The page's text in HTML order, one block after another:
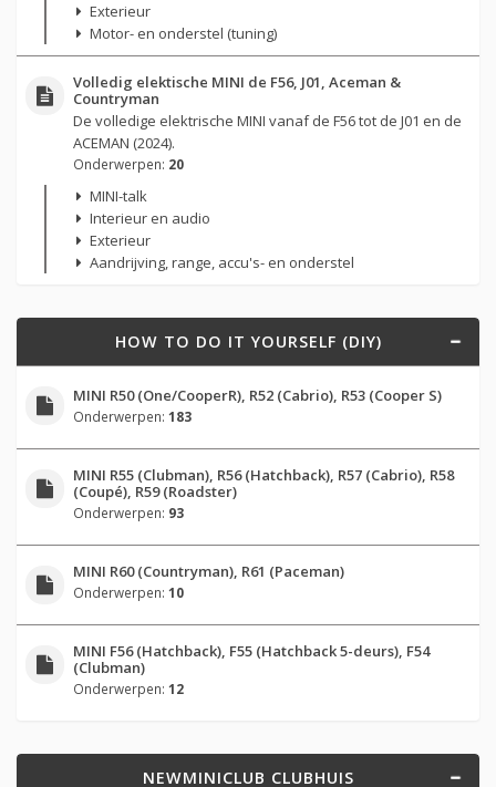
Exterieur
Motor- en onderstel (tuning)
Volledig elektische MINI de F56, J01, Aceman &
Countryman
De volledige elektrische MINI vanaf de F56 tot de J01 en de
ACEMAN (2024).
Onderwerpen: 20
MINI-talk
Interieur en audio
Exterieur
Aandrijving, range, accu's- en onderstel
HOW TO DO IT YOURSELF (DIY)
MINI R50 (One/CooperR), R52 (Cabrio), R53 (Cooper S)
Onderwerpen: 183
MINI R55 (Clubman), R56 (Hatchback), R57 (Cabrio), R58
(Coupé), R59 (Roadster)
Onderwerpen: 93
MINI R60 (Countryman), R61 (Paceman)
Onderwerpen: 10
MINI F56 (Hatchback), F55 (Hatchback 5-deurs), F54
(Clubman)
Onderwerpen: 12
NEWMINICLUB CLUBHUIS